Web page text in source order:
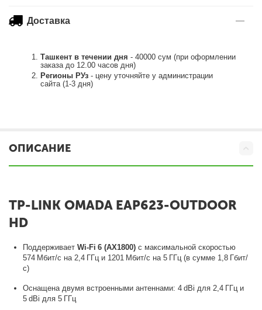
Доставка
Ташкент в течении дня - 40000 сум (при оформлении
заказа до 12.00 часов дня)
Регионы РУз - цену уточняйте у администрации
сайта (1-3 дня)
ОПИСАНИЕ
TP-LINK OMADA EAP623-OUTDOOR
HD
ПоддерживаетWi‑Fi 6 (AX1800) с максимальной скоростью
574 Мбит/с на 2,4 ГГц и 1201 Мбит/с на 5 ГГц (в сумме 1,8 Гбит/
с)
Оснащена двумя встроенными антеннами: 4 dBi для 2,4 ГГц и
5 dBi для 5 ГГц